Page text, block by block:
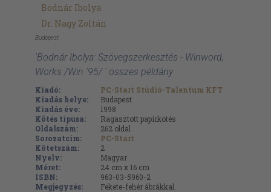
Bodnár Ibolya
Dr. Nagy Zoltán
Budapest
'Bodnár Ibolya: Szövegszerkesztés - Winword,
Works /Win '95/ ' összes példány
Kiadó:
PC-Start Stúdió-Talentum KFT
Kiadás helye:
Budapest
Kiadás éve:
1998
Kötés típusa:
Ragasztott papírkötés
Oldalszám:
262 oldal
Sorozatcím:
PC-Start
Kötetszám:
2
Nyelv:
Magyar
Méret:
24 cm x 16 cm
ISBN:
963-03-5960-2
Megjegyzés:
Fekete-fehér ábrákkal.